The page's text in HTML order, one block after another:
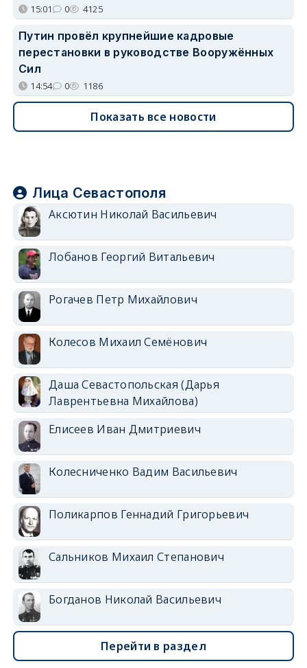
15:01 0 4125
Путин провёл крупнейшие кадровые
перестановки в руководстве Вооружённых
Сил
14:54 0 1186
Показать все новости
Лица Севастополя
Аксютин Николай Васильевич
Лобанов Георгий Витальевич
Рогачев Петр Михайлович
Колесов Михаил Семёнович
Даша Севастопольская (Дарья
Лаврентьевна Михайлова)
Елисеев Иван Дмитриевич
Колесниченко Вадим Васильевич
Поликарпов Геннадий Григорьевич
Сальников Михаил Степанович
Богданов Николай Васильевич
Перейти в раздел